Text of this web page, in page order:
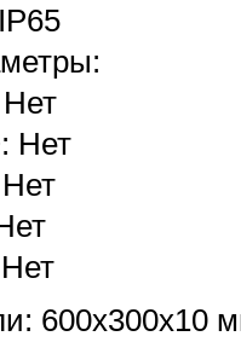
Нет
600x300x10